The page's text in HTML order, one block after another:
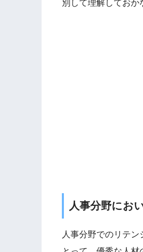
別して理解しておか
人事分野にお
人事分野でのリテン